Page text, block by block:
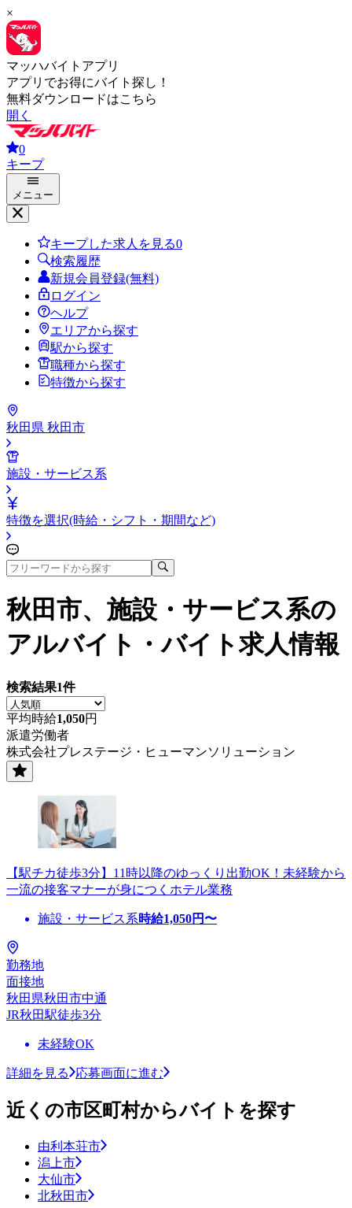
×
マッハバイトアプリ
アプリでお得にバイト探し！
無料ダウンロードはこちら
開く
0
キープ
メニュー
キープした求人を見る0
検索履歴
新規会員登録(無料)
ログイン
ヘルプ
エリアから探す
駅から探す
職種から探す
特徴から探す
秋田県 秋田市
施設・サービス系
特徴を選択(時給・シフト・期間など)
秋田市、施設・サービス系の
アルバイト・バイト求人情報
検索結果1件
平均時給1,050円
派遣労働者
株式会社プレステージ・ヒューマンソリューション
【駅チカ徒歩3分】11時以降のゆっくり出勤OK！未経験から
一流の接客マナーが身につくホテル業務
施設・サービス系時給1,050円〜
勤務地
面接地
秋田県秋田市中通
JR秋田駅徒歩3分
未経験OK
詳細を見る 応募画面に進む
近くの市区町村からバイトを探す
由利本荘市
潟上市
大仙市
北秋田市